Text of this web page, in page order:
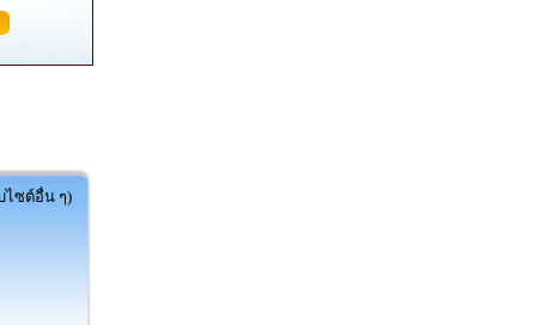
ไซต์อื่น ๆ)